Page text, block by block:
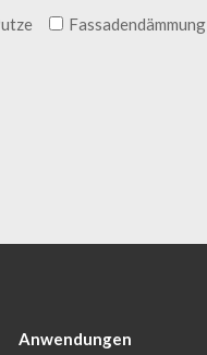
Fassadendämmung
Anwendungen